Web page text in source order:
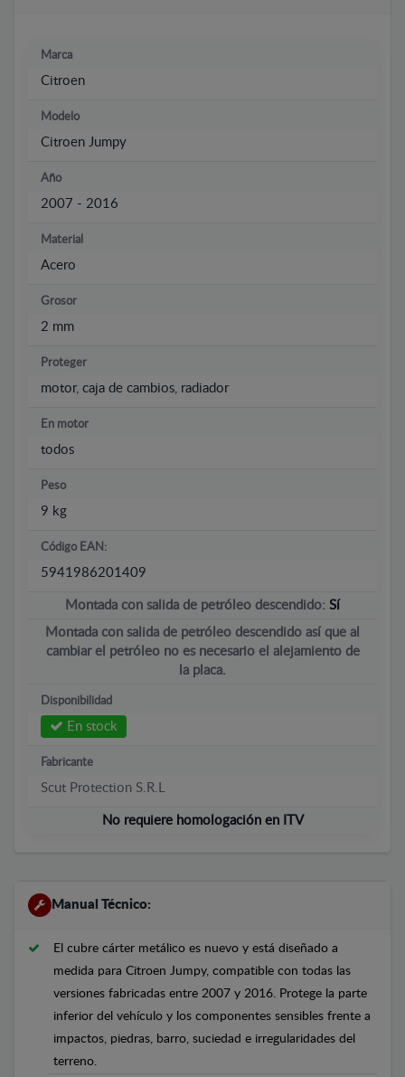
Marca
Citroen
Modelo
Citroen Jumpy
Año
2007 - 2016
Material
Acero
Grosor
2 mm
Proteger
motor, caja de cambios, radiador
En motor
todos
Peso
9 kg
Código EAN:
5941986201409
Montada con salida de petróleo descendido: Sí
Montada con salida de petróleo descendido así que al
cambiar el petróleo no es necesario el alejamiento de
la placa.
Disponibilidad
En stock
Fabricante
Scut Protection S.R.L
No requiere homologación en ITV
Manual Técnico:
El cubre cárter metálico es nuevo y está diseñado a
medida para Citroen Jumpy, compatible con todas las
versiones fabricadas entre 2007 y 2016. Protege la parte
inferior del vehículo y los componentes sensibles frente a
impactos, piedras, barro, suciedad e irregularidades del
terreno.